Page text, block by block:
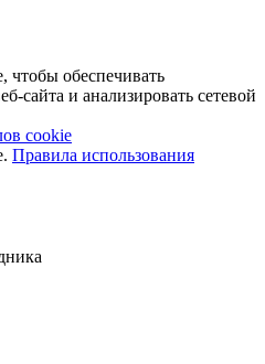
обеспечивать
сайта и анализировать сетевой
cookie
Правила использования